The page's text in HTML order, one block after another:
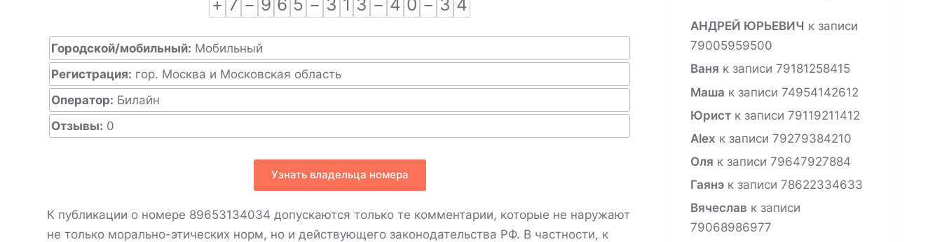
+ 7 − 9 6 5 − 3 1 3 − 4 0 − 3 4
Городской/мобильный: Мобильный
Регистрация: гор. Москва и Московская область
Оператор: Билайн
Отзывы: 0
Узнать владельца номера
К публикации о номере 89653134034 допускаются только те комментарии, которые не наружают
не только морально-этических норм, но и действующего законодательства РФ. В частности, к
АНДРЕЙ ЮРЬЕВИЧ к записи
79005959500
Ваня к записи79181258415
Маша к записи74954142612
Юрист к записи79119211412
Alex к записи79279384210
Оля к записи79647927884
Гаянэ к записи78622334633
Вячеслав к записи
79068986977